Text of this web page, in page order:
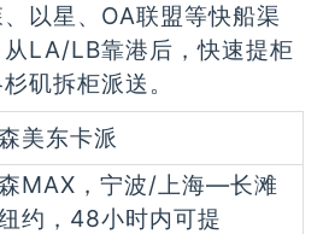
以星、OA联盟等快船渠
LA/LB靠港后，快速提柜
矶拆柜派送。
美东卡派
MAX，宁波/上海—长滩
约，48小时内可提